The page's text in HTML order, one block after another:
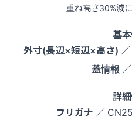
重ね高さ30%減
基
外寸(長辺×短辺×高さ)
蓋情報
詳
フリガナ ／